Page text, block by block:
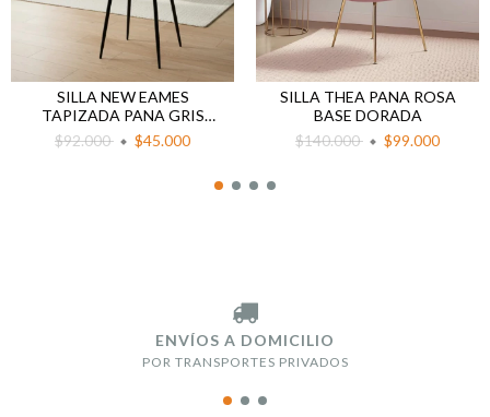
SILLA NEW EAMES
TAPIZADA PANA GRIS
OSCURO PATA NEGRA
$92.000 $45.000
SILLA THEA PANA ROSA
BASE DORADA
$140.000
$99.000
ENVÍOS A DOMICILIO
POR TRANSPORTES PRIVADOS